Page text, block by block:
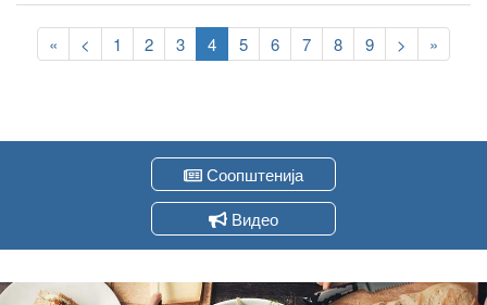
Pagination
First
page
«
Previous
page
< Page
1 Page
2 Page
3
Current
page
4 Page
5 Page
6 Page
7 Page
8 Page
9
Следна
страна
>
Last
page
»
Соопштенија
Видео